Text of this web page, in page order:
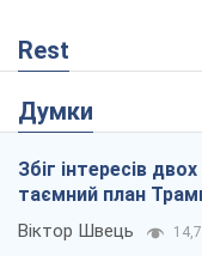
Rest
Думки
Збіг інтересів
таємний план
Віктор Швець